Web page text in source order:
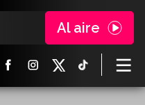
Al aire